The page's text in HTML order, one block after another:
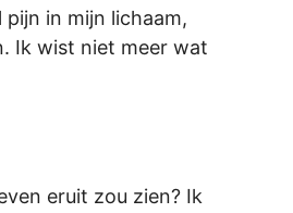
in mijn lichaam,
Ik wist niet meer wat
eruit zou zien? Ik